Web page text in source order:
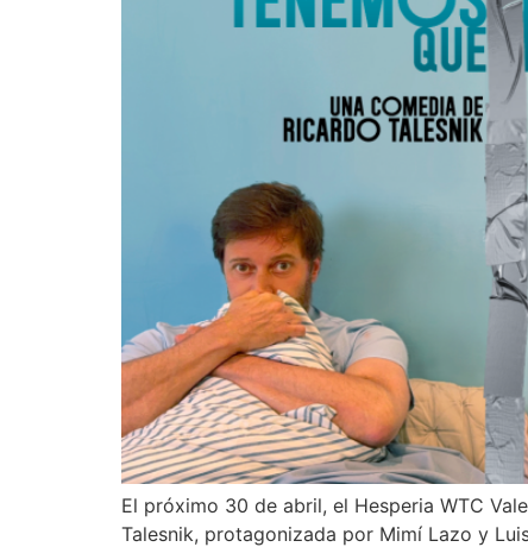
El próximo 30 de abril, el Hesperia WTC
Talesnik, protagonizada por Mimí Lazo y